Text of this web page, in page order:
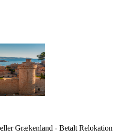
Dansk Travel Advisor i Spanien eller Grækenland - Betalt Relokation